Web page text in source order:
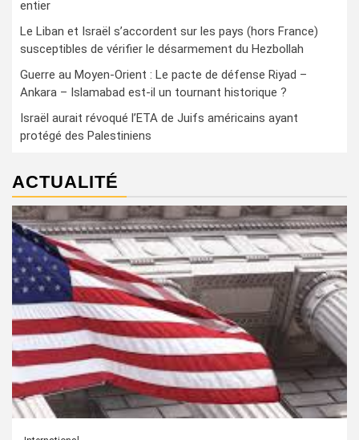
entier
Le Liban et Israël s’accordent sur les pays (hors France)
susceptibles de vérifier le désarmement du Hezbollah
Guerre au Moyen-Orient : Le pacte de défense Riyad –
Ankara – Islamabad est-il un tournant historique ?
Israël aurait révoqué l’ETA de Juifs américains ayant
protégé des Palestiniens
ACTUALITÉ